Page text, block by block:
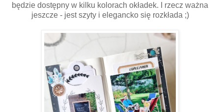
będzie dostępny w kilku kolorach okładek. I rzecz ważna
jeszcze - jest szyty i elegancko się rozkłada ;)